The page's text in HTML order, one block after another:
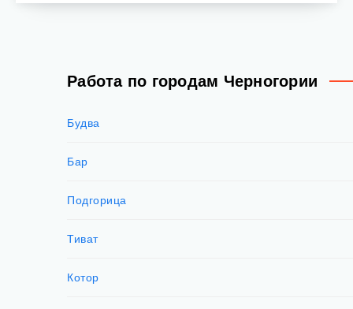
Работа по городам Черногории
Будва
Бар
Подгорица
Тиват
Котор